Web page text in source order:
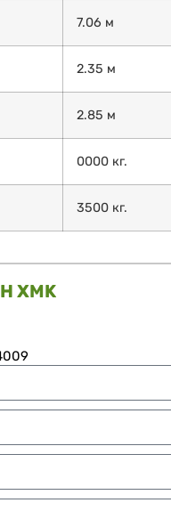
7.06 м
2.35 м
2.85 м
0000 кг.
3500 кг.
XMK